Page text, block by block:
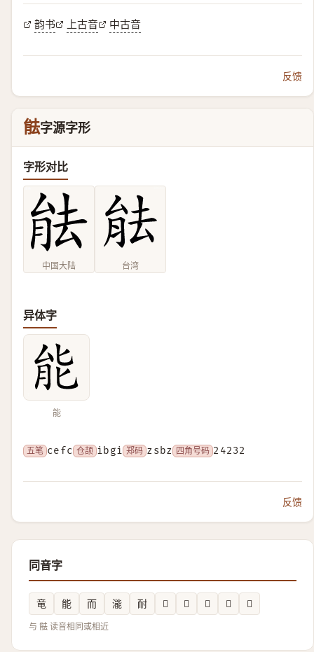
韵书 上古音 中古音
反馈
䏻字源字形
字形对比
中国大陆 台湾
异体字
能
五笔 cefc 仓颉 ibgi 郑码 zsbz 四角号码 24232
反馈
同音字
竜 能 而 㴰 耐 𨃳 𢆂 𤌶 𬂌 𪣾
与 䏻 读音相同或相近